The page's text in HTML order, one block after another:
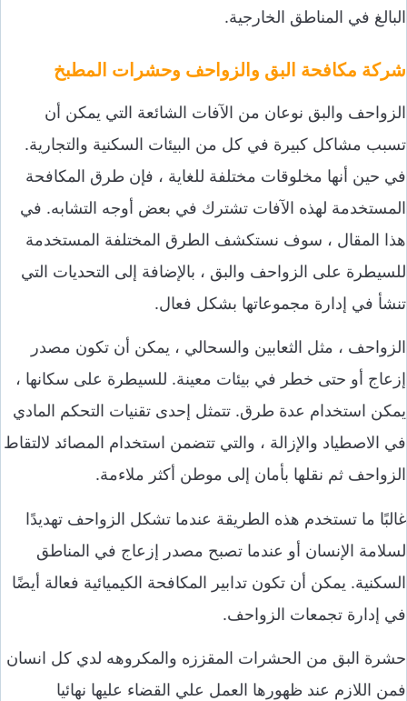
البالغ في المناطق الخارجية.
شركة مكافحة البق والزواحف وحشرات المطبخ
الزواحف والبق نوعان من الآفات الشائعة التي يمكن أن
تسبب مشاكل كبيرة في كل من البيئات السكنية والتجارية.
في حين أنها مخلوقات مختلفة للغاية ، فإن طرق المكافحة
المستخدمة لهذه الآفات تشترك في بعض أوجه التشابه. في
هذا المقال ، سوف نستكشف الطرق المختلفة المستخدمة
للسيطرة على الزواحف والبق ، بالإضافة إلى التحديات التي
تنشأ في إدارة مجموعاتها بشكل فعال.
الزواحف ، مثل الثعابين والسحالي ، يمكن أن تكون مصدر
إزعاج أو حتى خطر في بيئات معينة. للسيطرة على سكانها ،
يمكن استخدام عدة طرق. تتمثل إحدى تقنيات التحكم المادي
في الاصطياد والإزالة ، والتي تتضمن استخدام المصائد لالتقاط
الزواحف ثم نقلها بأمان إلى موطن أكثر ملاءمة.
غالبًا ما تستخدم هذه الطريقة عندما تشكل الزواحف تهديدًا
لسلامة الإنسان أو عندما تصبح مصدر إزعاج في المناطق
السكنية. يمكن أن تكون تدابير المكافحة الكيميائية فعالة أيضًا
في إدارة تجمعات الزواحف.
حشرة البق من الحشرات المقززه والمكروهه لدي كل انسان
فمن اللازم عند ظهورها العمل علي القضاء عليها نهائيا